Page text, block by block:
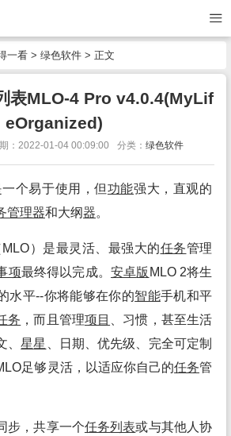
一看 > 绿色软件 > 正文
表MLO-4 Pro v4.0.4(MyLif
eOrganized)
期：2022-01-04 00:09:00 分类： 绿色软件
个易于使用，但功能强大，直观的
管理器和大纲器。
）是最灵活、最强大的任务管理
项最终得以完成。 安卓版 MLO 2将生
水平--你将能够在你的智能手机和平
务 ，而且管理项目
、习惯，甚至生活
、星星
、日期、优先级、完全可定制
足够灵活，以适应你自己的任务管
步，共享一个任务列表或与其他人协